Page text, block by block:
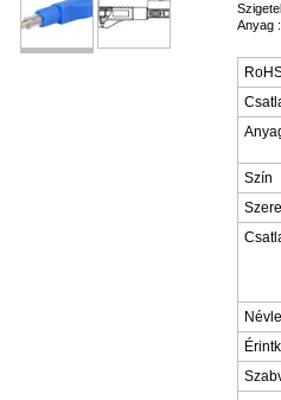
Anyag
Szín